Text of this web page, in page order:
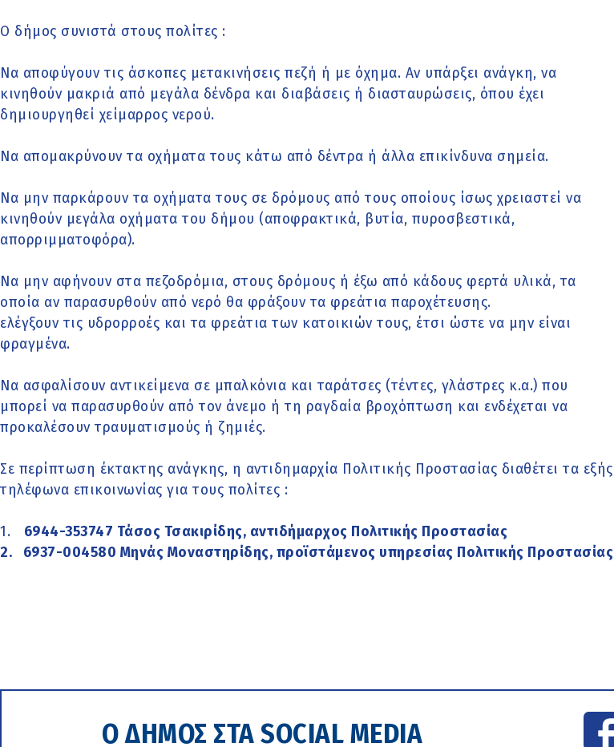
Ο δήμος συνιστά στους πολίτες :
Να αποφύγουν τις άσκοπες μετακινήσεις πεζή ή με όχημα. Αν υπάρξει ανάγκη, να
κινηθούν μακριά από μεγάλα δένδρα και διαβάσεις ή διασταυρώσεις, όπου έχει
δημιουργηθεί χείμαρρος νερού.
Να απομακρύνουν τα οχήματα τους κάτω από δέντρα ή άλλα επικίνδυνα σημεία.
Να μην παρκάρουν τα οχήματα τους σε δρόμους από τους οποίους ίσως χρειαστεί να
κινηθούν μεγάλα οχήματα του δήμου (αποφρακτικά, βυτία, πυροσβεστικά,
απορριμματοφόρα).
Να μην αφήνουν στα πεζοδρόμια, στους δρόμους ή έξω από κάδους φερτά υλικά, τα
οποία αν παρασυρθούν από νερό θα φράξουν τα φρεάτια παροχέτευσης.
ελέγξουν τις υδρορροές και τα φρεάτια των κατοικιών τους, έτσι ώστε να μην είναι
φραγμένα.
Να ασφαλίσουν αντικείμενα σε μπαλκόνια και ταράτσες (τέντες, γλάστρες κ.α.) που
μπορεί να παρασυρθούν από τον άνεμο ή τη ραγδαία βροχόπτωση και ενδέχεται να
προκαλέσουν τραυματισμούς ή ζημιές.
Σε περίπτωση έκτακτης ανάγκης, η αντιδημαρχία Πολιτικής Προστασίας διαθέτει τα εξής
τηλέφωνα επικοινωνίας για τους πολίτες :
1. 6944-353747 Τάσος Τσακιρίδης, αντιδήμαρχος Πολιτικής Προστασίας
2. 6937-004580 Μηνάς Μοναστηρίδης, προϊστάμενος υπηρεσίας Πολιτικής Προστασίας
Ο ΔΗΜΟΣ ΣΤΑ SOCIAL MEDIA